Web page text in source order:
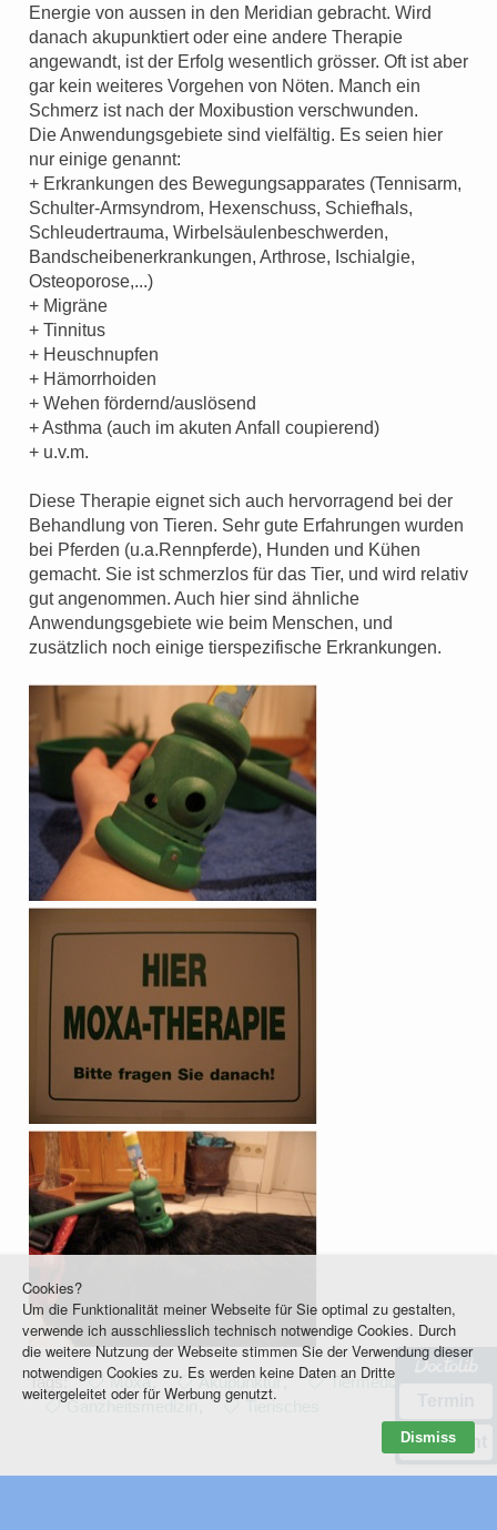
Nachricht
Energie von aussen in den Meridian gebracht. Wird
danach akupunktiert oder eine andere Therapie
angewandt, ist der Erfolg wesentlich grösser. Oft ist aber
gar kein weiteres Vorgehen von Nöten. Manch ein
Schmerz ist nach der Moxibustion verschwunden.
Die Anwendungsgebiete sind vielfältig. Es seien hier
nur einige genannt:
+ Erkrankungen des Bewegungsapparates (Tennisarm,
Schulter-Armsyndrom, Hexenschuss, Schiefhals,
Schleudertrauma, Wirbelsäulenbeschwerden,
Bandscheibenerkrankungen, Arthrose, Ischialgie,
Osteoporose,...)
+ Migräne
+ Tinnitus
+ Heuschnupfen
+ Hämorrhoiden
+ Wehen fördernd/auslösend
+ Asthma (auch im akuten Anfall coupierend)
+ u.v.m.
Diese Therapie eignet sich auch hervorragend bei der
Behandlung von Tieren. Sehr gute Erfahrungen wurden
bei Pferden (u.a.Rennpferde), Hunden und Kühen
gemacht. Sie ist schmerzlos für das Tier, und wird relativ
gut angenommen. Auch hier sind ähnliche
Anwendungsgebiete wie beim Menschen, und
zusätzlich noch einige tierspezifische Erkrankungen.
Tags: Moxa, Akupunktur, Tiermedizin
Ganzheitsmedizin
Cookies?
Um die Funktionalität meiner Webseite für Sie optimal zu gestalten,
verwende ich ausschliesslich technisch notwendige Cookies. Durch
die weitere Nutzung der Webseite stimmen Sie der Verwendung dieser
notwendigen Cookies zu. Es werden keine Daten an Dritte
weitergeleitet oder für Werbung genutzt.
Dismiss